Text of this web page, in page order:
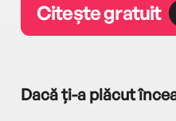
Citește gratuit
Dacă ți-a plăcut